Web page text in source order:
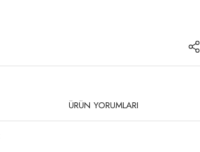
ÜRÜN YORUMLARI